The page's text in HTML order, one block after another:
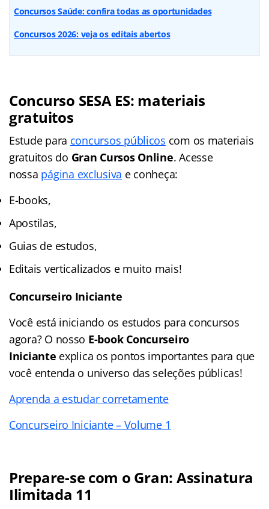
Concursos Saúde: confira todas as oportunidades
Concursos 2026: veja os editais abertos
Concurso SESA ES: materiais
gratuitos
Estude para concursos públicos com os materiais
gratuitos do Gran Cursos Online. Acesse
nossa página exclusiva e conheça:
E-books,
Apostilas,
Guias de estudos,
Editais verticalizados e muito mais!
Concurseiro Iniciante
Você está iniciando os estudos para concursos
agora? O nosso E-book Concurseiro
Iniciante explica os pontos importantes para que
você entenda o universo das seleções públicas!
Aprenda a estudar corretamente
Concurseiro Iniciante – Volume 1
Prepare-se com o Gran: Assinatura
Ilimitada 11